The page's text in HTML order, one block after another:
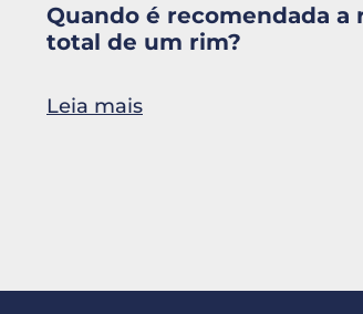
Quando é recomendada a
total de um rim?
Leia mais